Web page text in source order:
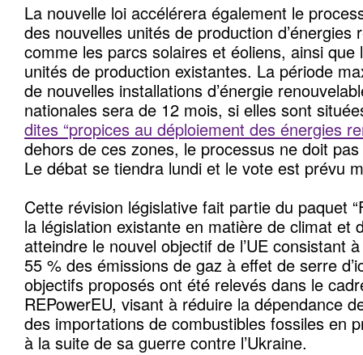
La nouvelle loi accélérera également le
des nouvelles unités de production d’énergies
comme les parcs solaires et éoliens, ainsi que
unités de production existantes. La période
de nouvelles installations d’énergie
nationales sera de 12 mois, si elles sont
dites “propices au déploiement des énergies
dehors de ces zones, le processus ne doit
Le débat se tiendra lundi et le vote est prévu
Cette révision législative fait partie du paquet
la législation existante en matière de climat et
atteindre le nouvel objectif de l’UE consistant
55 % des émissions de gaz à effet de serre
objectifs proposés ont été relevés dans le
REPowerEU, visant à réduire la dépendance
des importations de combustibles fossiles en
à la suite de sa guerre contre l’Ukraine.